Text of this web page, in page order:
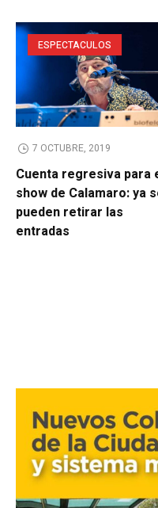
ESPECTACULOS
7 OCTUBRE, 2019
Cuenta regresiva para
show de Calamaro: ya
pueden retirar las
entradas